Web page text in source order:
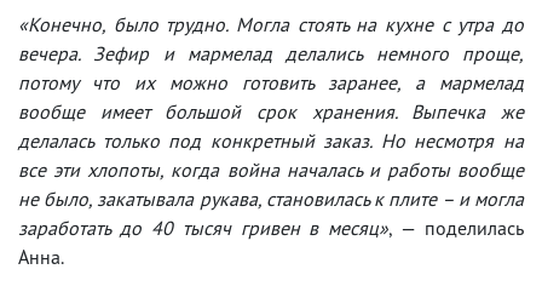
«Конечно, было трудно. Могла стоять на кухне с утра до
вечера. Зефир и мармелад делались немного проще,
потому что их можно готовить заранее, а мармелад
вообще имеет большой срок хранения. Выпечка же
делалась только под конкретный заказ. Но несмотря на
все эти хлопоты, когда война началась и работы вообще
не было, закатывала рукава, становилась к плите – и могла
заработать до 40 тысяч гривен в месяц», — поделилась
Анна.